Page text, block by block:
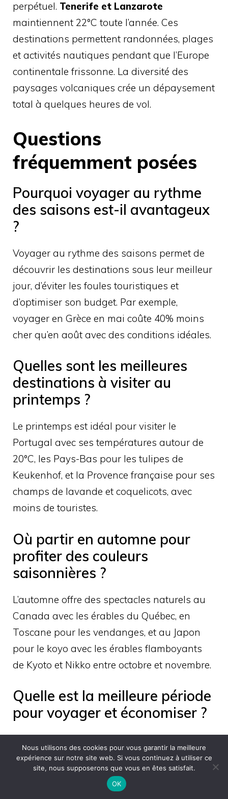
perpétuel. Tenerife et Lanzarote
maintiennent 22°C toute l’année. Ces
destinations permettent randonnées, plages
et activités nautiques pendant que l’Europe
continentale frissonne. La diversité des
paysages volcaniques crée un dépaysement
total à quelques heures de vol.
Questions
fréquemment posées
Pourquoi voyager au rythme
des saisons est-il avantageux
?
Voyager au rythme des saisons permet de
découvrir les destinations sous leur meilleur
jour, d’éviter les foules touristiques et
d’optimiser son budget. Par exemple,
voyager en Grèce en mai coûte 40% moins
cher qu’en août avec des conditions idéales.
Quelles sont les meilleures
destinations à visiter au
printemps ?
Le printemps est idéal pour visiter le
Portugal avec ses températures autour de
20°C, les Pays-Bas pour les tulipes de
Keukenhof, et la Provence française pour ses
champs de lavande et coquelicots, avec
moins de touristes.
Où partir en automne pour
profiter des couleurs
saisonnières ?
L’automne offre des spectacles naturels au
Canada avec les érables du Québec, en
Toscane pour les vendanges, et au Japon
pour le koyo avec les érables flamboyants
de Kyoto et Nikko entre octobre et novembre.
Quelle est la meilleure période
pour voyager et économiser ?
rapport qualité-prix. Les tarifs aériens
peuvent chuter de 50% par rapport à l’été
dès septembre, avec des hébergements
Nous utilisons des cookies pour vous garantir la meilleure
expérience sur notre site web. Si vous continuez à utiliser ce
site, nous supposerons que vous en êtes satisfait.
OK